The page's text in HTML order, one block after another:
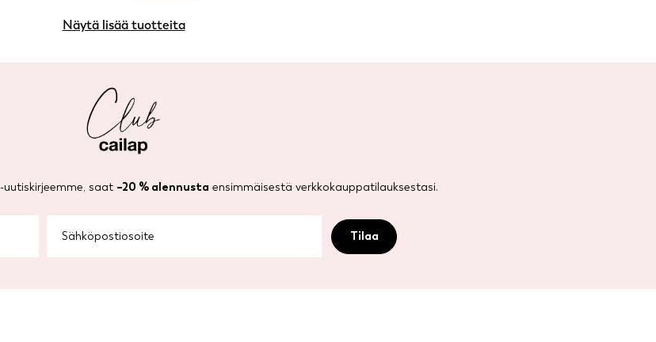
Näytä lisää tuotteita
-uutiskirjeemme, saat –20 % alennusta ensimmäisestä verkkokauppatilauksestasi.